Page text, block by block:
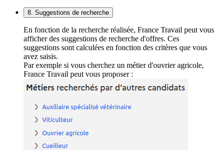
8. Suggestions de recherche
En fonction de la recherche réalisée, France Travail peut vous
afficher des suggestions de recherche d'offres. Ces
suggestions sont calculées en fonction des critères que vous
avez saisis.
Par exemple si vous cherchez un métier d'ouvrier agricole,
France Travail peut vous proposer :